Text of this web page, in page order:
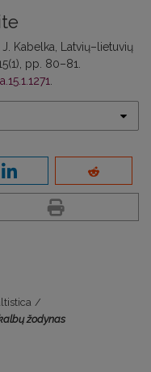
J. Kabelka, Latvių–lietuvių
pp. 80–81.
.
/
žodynas